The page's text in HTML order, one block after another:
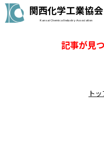
関西化学工業協会
Kansai Chemical Industry Association
記事が見
ト